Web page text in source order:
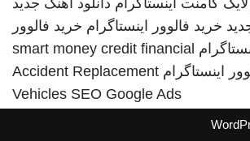
کامنت اینستاگرام دانلود اهنگ جدید
خرید فالوور اینستاگرام خرید فالوور
smart money credit financial
اینستاگرام Accident Replacement
Vehicles SEO Google Ads